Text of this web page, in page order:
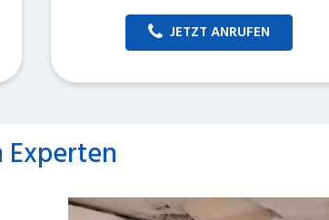
JETZT ANRUFEN